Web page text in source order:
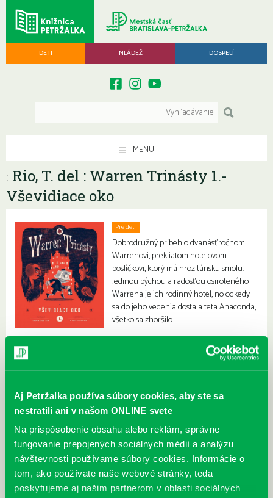
Aj Petržalka používa súbory cookies, aby ste sa
nestratili ani v našom ONLINE svete
Na prispôsobenie obsahu alebo reklám, správne
fungovanie prepojených sociálnych médií a analýzu
návštevnosti používame súbory cookies. Informácie o
tom, ako používate naše webové stránky, teda
poskytujeme aj našim partnerom v oblasti sociálnych
DETI MLÁDEŽ DOSPELÍ
MENU
: Rio, T. del : Warren Trinásty 1.-
Vševidiace oko
Pre deti
Dobrodružný príbeh o dvanásťročnom
Warrenovi, prekliatom hotelovom
poslíčkovi, ktorý má hrozitánsku smolu.
Jedinou pýchou a radosťou osiroteného
Warrena je ich rodinný hotel, no odkedy
sa do jeho vedenia dostala teta Anaconda,
všetko sa zhoršilo.